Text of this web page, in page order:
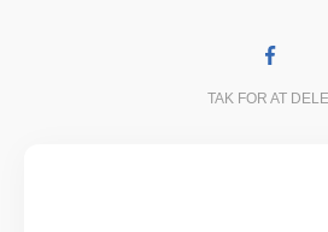
TAK FOR AT